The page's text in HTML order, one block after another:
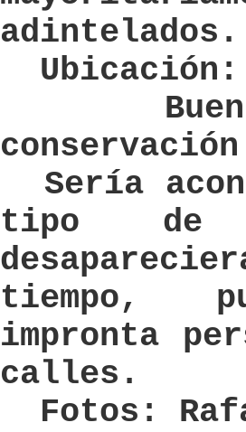
adintelados.
Buen
Sería
tipo de
tiempo,
impronta
calles.
Fotos: